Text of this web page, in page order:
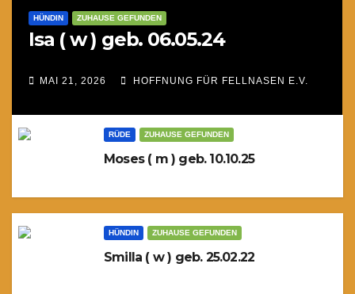
HÜNDIN ZUHAUSE GEFUNDEN
Isa ( w ) geb. 06.05.24
MAI 21, 2026 HOFFNUNG FÜR FELLNASEN E.V.
RÜDE ZUHAUSE GEFUNDEN
Moses ( m ) geb. 10.10.25
HÜNDIN ZUHAUSE GEFUNDEN
Smilla ( w ) geb. 25.02.22